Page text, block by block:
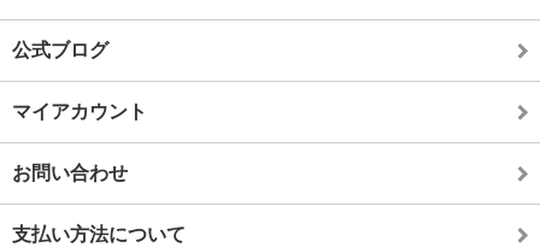
公式ブログ
マイアカウント
お問い合わせ
支払い方法について